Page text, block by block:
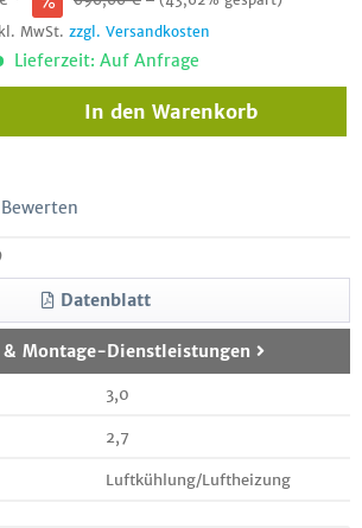
MwSt. zzgl. Versandkosten
Lieferzeit: Auf Anfrage
In den Warenkorb
Bewerten
Datenblatt
& Montage-Dienstleistungen
3,0
2,7
Luftkühlung/Luftheizung